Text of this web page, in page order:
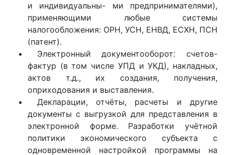
и индивидуальны- ми предпринимателями),
применяющими любые системы
налогообложения: ОРН, УСН, ЕНВД, ЕСХН, ПСН
(патент).
Электронный документооборот: счетов-
фактур (в том числе УПД и УКД), накладных,
актов т.д., их создания, получения,
оприходования и выставления.
Декларации, отчёты, расчеты и другие
документы с выгрузкой для представления в
электронной форме. Разработки учётной
политики экономического субъекта с
одновременной настройкой программы на